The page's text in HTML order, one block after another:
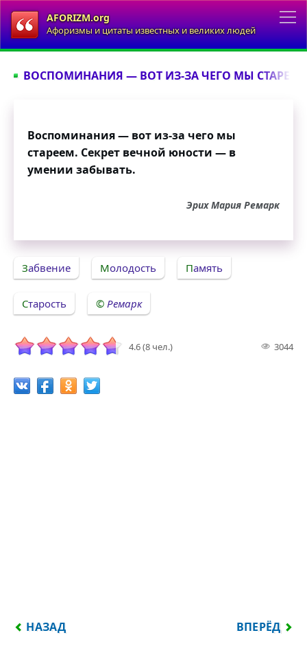
AFORIZM.org
Афоризмы и цитаты известных и великих людей
ВОСПОМИНАНИЯ — ВОТ ИЗ-ЗА ЧЕГО МЫ
Воспоминания — вот из-за чего мы
стареем. Секрет вечной юности — в
умении забывать.
Эрих Мария Ремарк
Забвение Молодость Память
Старость Ремарк
4.6 (8 чел.) 3044
ПРЕДЫДУЩИЙ: ПЕРВЫЙ ЧЕЛОВЕК, О КОТОРОМ
НАЗАД ВПЕРЁД